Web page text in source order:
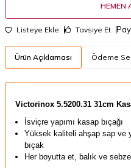
HEMEN
Listeye Ekle Tavsiye Et
Ürün Açıklaması Ödeme
​Victorinox 5.5200.31 31cm
İsviçre yapımı kasap bıçağı
Yüksek kaliteli ahşap sap ve
bıçak
Her boyutta et, balık ve